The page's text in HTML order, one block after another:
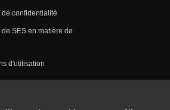
de confidentialité
de SES en matière de
d'utilisation